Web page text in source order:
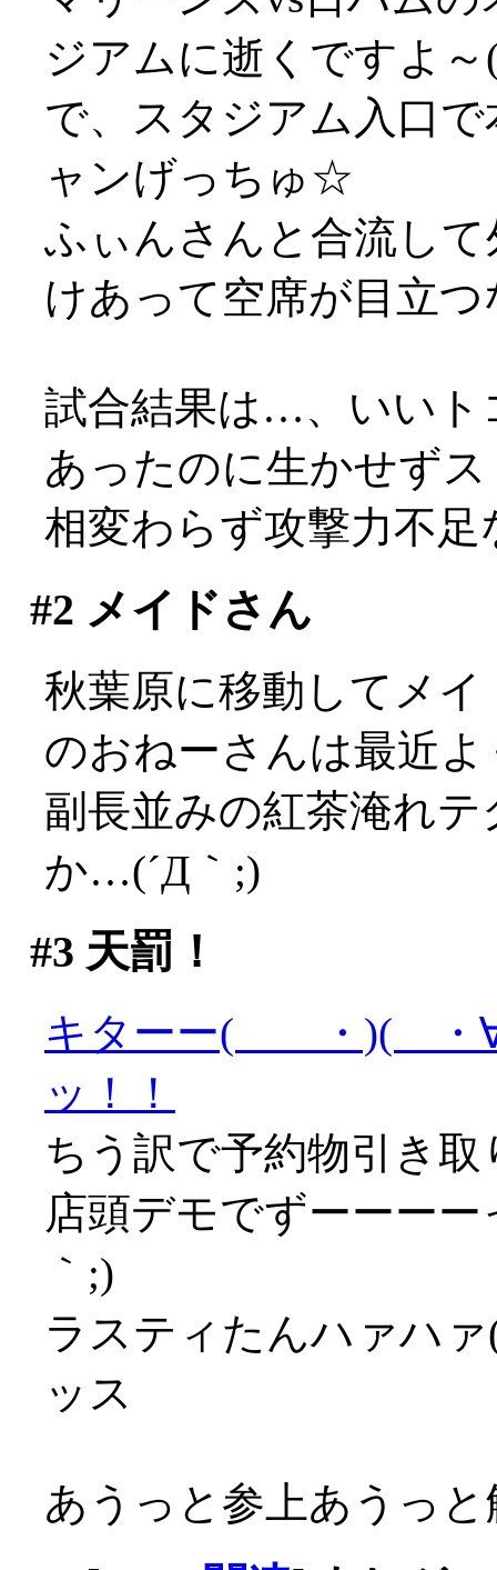
ジアムに逝くですよ
で、スタジアム入口
ャンげっちゅ☆
ふぃんさんと合流し
けあって空席が目立
試合結果は…、いいト
あったのに生かせず
相変わらず攻撃力不
#2 メイドさん
秋葉原に移動してメ
のおねーさんは最近
副長並みの紅茶淹れ
か…(´Д｀;)
#3 天罰！
キターー( ・)( ・
ッ！！
ちう訳で予約物引き
店頭デモでずーーー
｀;)
ラスティたんハァハ
ッス
あうっと参上あうっ